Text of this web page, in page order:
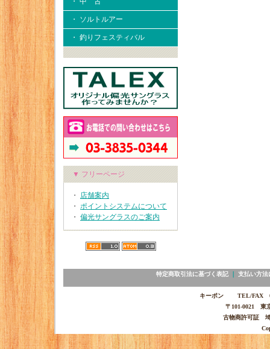
・ ソルトルアー
・ 釣りフェスティバル
▼ フリーページ
・ 店舗案内
・ ポイントシステムについて
・ 偏光サングラスのご案内
特定商取引法に基づく表記｜ 支払い方法
キーポン TEL/FAX
〒101-0021 東
古物商許可証